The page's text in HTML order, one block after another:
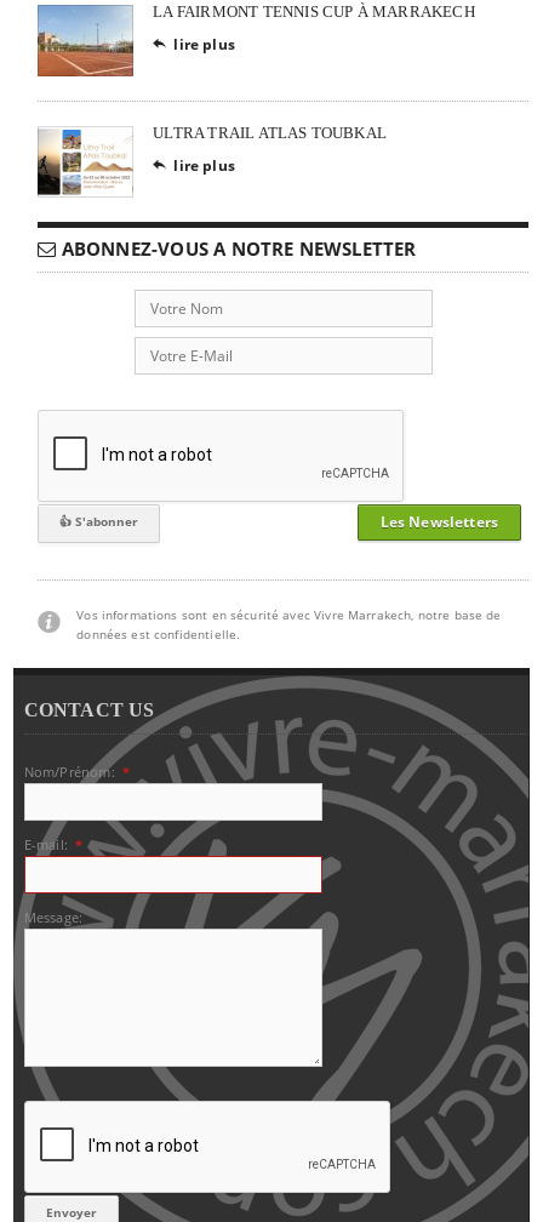
LA FAIRMONT TENNIS CUP À MARRAKECH
 lire plus
ULTRA TRAIL ATLAS TOUBKAL
 lire plus
ABONNEZ-VOUS A NOTRE NEWSLETTER
Les Newsletters
Vos informations sont en sécurité avec Vivre Marrakech, notre base de
données est confidentielle.
CONTACT US
Nom/Prénom: *
E-mail: *
Message: